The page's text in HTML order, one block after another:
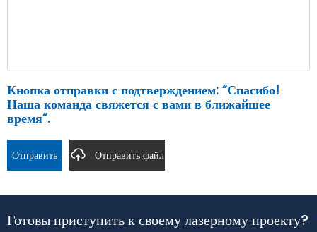
Кнопка отправки с подтверждением: “Спасибо!
Наша команда свяжется с вами в ближайшее
время”.
Отправить Отправить файл
Готовы приступить к своему лазерному проекту?